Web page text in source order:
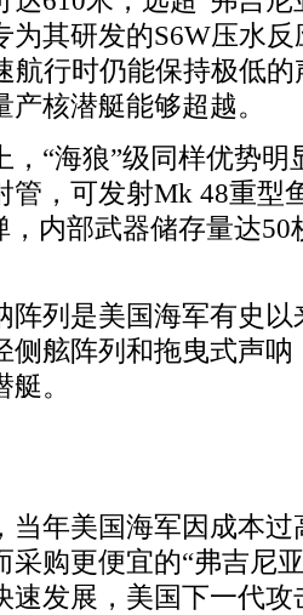
为其研发的S6W压水
航行时仍能保持极低
核潜艇能够超越。
，“海狼”级同样优势明
管，可发射Mk 48重型
，内部武器储存量达50
阵列是美国海军有史
侧舷阵列和拖曳式声
。
当年美国海军因成本过
采购更便宜的“弗吉尼
速发展，美国下一代攻